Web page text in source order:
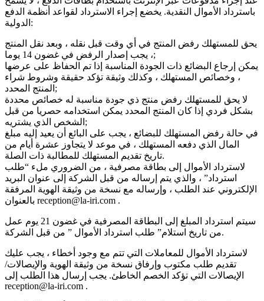
باسترداد الأموال النقدية. يخضع إجراء الاسترداد لقواعد أنظمة الدفع
الدولية:
يحق للمستهلك رفض المنتج في أي وقت قبل نقله ، وبعد نقل المنتج
، يجب إصدار الرفض في غضون 14 يوما;
يمكن إرجاع البضائع ذات الجودة المناسبة إذا تم الحفاظ على عرضها
، وخصائص المستهلك ، وكذلك وثيقة تؤكد حقيقة وشروط شراء
المنتج المحدد;
لا يحق للمستهلك رفض منتج ذي جودة مناسبة له خصائص محددة
بشكل فردي إذا كان المنتج المحدد يمكن استخدامه حصريا من قبل
الشخص الذي يشتريه;
في حالة رفض المستهلك للبضائع ، يجب على البائع أن يعيد إليه مبلغ
المال الذي دفعه المستهلك ، في موعد لا يتجاوز عشرة أيام من
تاريخ تقديم المستهلك للمطالبة ذات الصلة.
لاسترداد الأموال إلى بطاقة مصرفية ، من الضروري ملء “طلب
استرداد” ، والذي يتم إرساله من قبل الشركة إلى عنوان البريد
الإلكتروني عند الطلب ، وإرساله مع نسخة من وثيقة الهوية المرفقة
بالعنوان reception@la-iri.com .
سيتم استرداد المبلغ إلى البطاقة المصرفية في غضون 21 يوم عمل
من تاريخ استلام” طلب استرداد الأموال ” من قبل الشركة.
لاسترداد الأموال للمعاملات التي تتم مع وجود أخطاء ، يجب عليك
تقديم طلب مكتوب وإرفاق نسخة من وثيقة الهوية والإيصالات/
الإيصالات التي تؤكد الخصم الخاطئ. يجب إرسال هذا الطلب إلى
reception@la-iri.com .